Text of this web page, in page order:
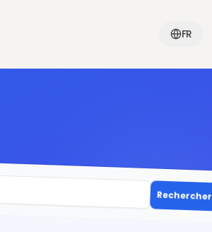
FR
Rechercher